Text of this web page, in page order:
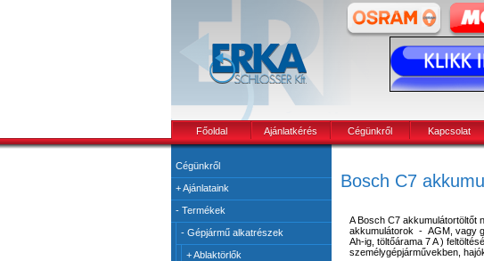
Főoldal Ajánlatkérés Cégünkről Kapcsolat
Cégünkről
+Ajánlataink
- Termékek
- Gépjármű alkatrészek
+Ablaktörlők
Bosch C7
A Bosch C7 akkumulátortöltőt
akkumulátorok - AGM,
Ah-ig, töltőárama 7 A )
személygépjárművekben,